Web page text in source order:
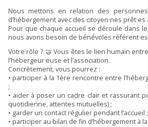
Nous mettons en relation des
d’hébergement avec des citoyen·nes
Pour que chaque accueil se déroule dans
nous avons besoin de bénévoles
Votre rôle ? 🤝 Vous êtes le lien humain
l’hébergeur·euse et l’association.
Concrètement, vous pourrez :
• participer à la 1ère rencontre entre
;
• aider à poser un cadre clair et rassurant
quotidienne, attentes mutuelles) ;
• garder un contact régulier pendant l’accueil ;
• participer au bilan de fin d’hébergement à